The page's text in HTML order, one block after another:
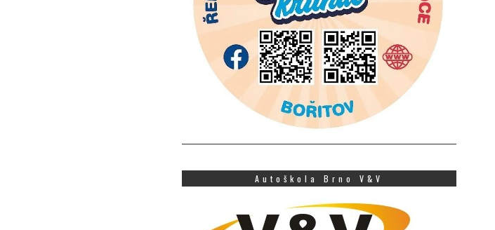
Autoškola Brno V&V